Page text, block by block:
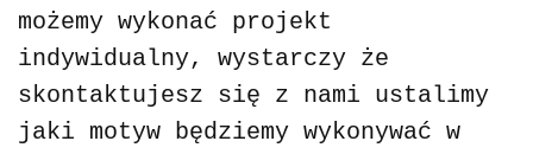
możemy wykonać projekt
indywidualny, wystarczy że
skontaktujesz się z nami ustalimy
jaki motyw będziemy wykonywać w